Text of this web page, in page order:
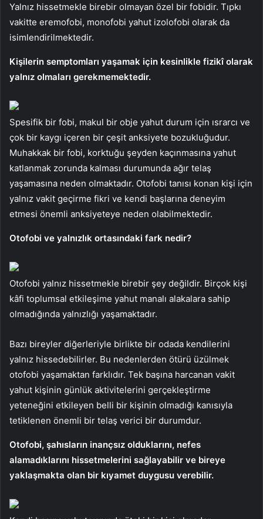
Yalnız hissetmekle birebir olmayan özel bir fobidir. Tıpkı
vakitte eremofobi, monofobi yahut izolofobi olarak da
isimlendirilmektedir.
Kişilerin semptomları yaşamak için kesinlikle fizikî olarak
yalnız olmaları gerekmemektedir.
Spesifik bir fobi, makul bir obje yahut durum için ısrarcı ve
çok bir kaygı içeren bir çeşit anksiyete bozukluğudur.
Muhakkak bir fobi, korktuğu şeyden kaçınmasına yahut
katlanmak zorunda kalması durumunda ağır telaş
yaşamasına neden olmaktadır. Otofobi tanısı konan kişi için
yalnız vakit geçirme fikri ve kendi başlarına deneyim
etmesi önemli anksiyeteye neden olabilmektedir.
Otofobi ve yalnızlık ortasındaki fark nedir?
Otofobi yalnız hissetmekle birebir şey değildir. Birçok kişi
kâfi toplumsal etkileşime yahut manalı alakalara sahip
olmadığında yalnızlığı yaşamaktadır.
Bazı bireyler diğerleriyle birlikte bir odada kendilerini
yalnız hissedebilirler. Bu nedenlerden ötürü üzülmek
otofobi yaşamaktan farklıdır. Tek başına harcanan vakit
yahut kişinin günlük aktivitelerini gerçekleştirme
yeteneğini etkileyen belli bir kişinin olmadığı kanısıyla
tetiklenen önemli bir telaş verici bir durumdur.
Otofobi, şahısların inançsız olduklarını, nefes
alamadıklarını hissetmelerini sağlayabilir ve bireye
yaklaşmakta olan bir kıyamet duygusu verebilir.